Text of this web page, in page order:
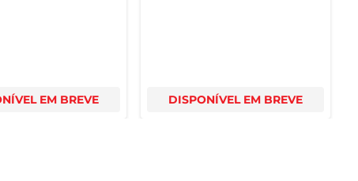
EM BREVE DISPONÍVEL EM BREVE